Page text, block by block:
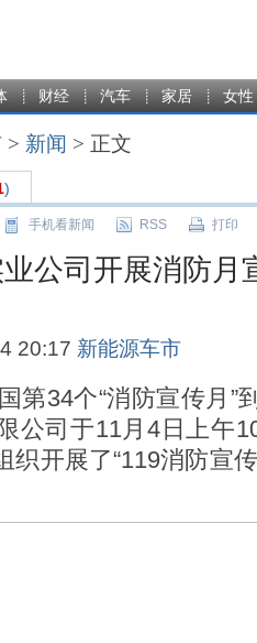
财经 汽车 家居 女性
> 新闻 > 正文
)
手机看新闻 RSS 打印
公司开展消防月
20:17 新能源车市
第34个“消防宣传月”
公司于11月4日上午
织开展了“119消防宣